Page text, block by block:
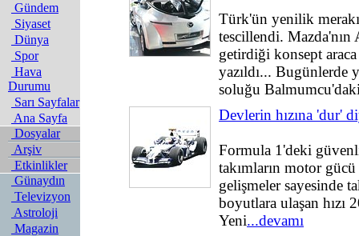
Gündem
Siyaset
Dünya
Spor
Hava
Durumu
Sarı Sayfalar
Ana Sayfa
Dosyalar
Arşiv
Etkinlikler
Günaydın
Televizyon
Astroloji
Magazin
Türk'ün yenilik
tescillendi.
getirdiği konsept araca
yazıldı... Bugünlerde
soluğu
Devlerin hızına 'dur'
Formula 1'deki
takımların motor
gelişmeler sayesinde
boyutlara ulaşan hızı
Yeni...devamı